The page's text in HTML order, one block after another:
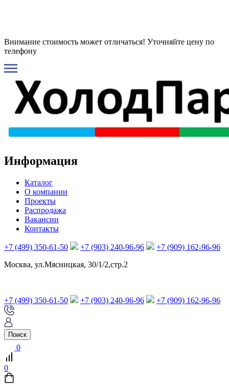
Внимание стоимость может отличаться! Уточняйте цену по
телефону
Информация
Каталог
О компании
Проекты
Распродажа
Вакансии
Контакты
+7 (499) 350-61-50 +7 (903) 240-96-96
+7 (909) 162-96-96
Москва, ул.Мясницкая, 30/1/2,стр.2
+7 (499) 350-61-50 +7 (903) 240-96-96 +7 (909) 162-96-96
Поиск
0
0